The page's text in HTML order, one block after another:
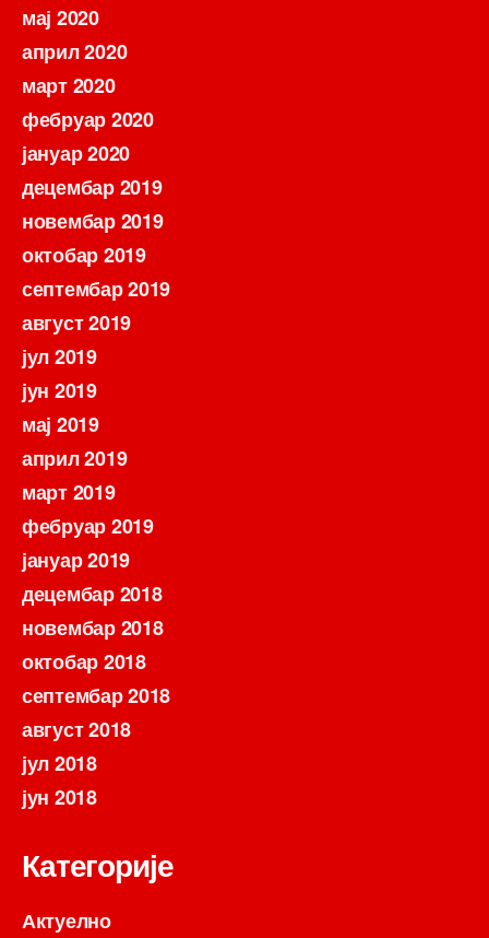
мај 2020
април 2020
март 2020
фебруар 2020
јануар 2020
децембар 2019
новембар 2019
октобар 2019
септембар 2019
август 2019
јул 2019
јун 2019
мај 2019
април 2019
март 2019
фебруар 2019
јануар 2019
децембар 2018
новембар 2018
октобар 2018
септембар 2018
август 2018
јул 2018
јун 2018
Категорије
Актуелно